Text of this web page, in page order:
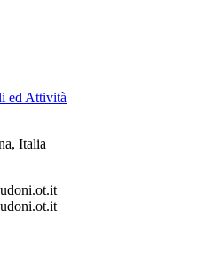
ed Attività
Italia